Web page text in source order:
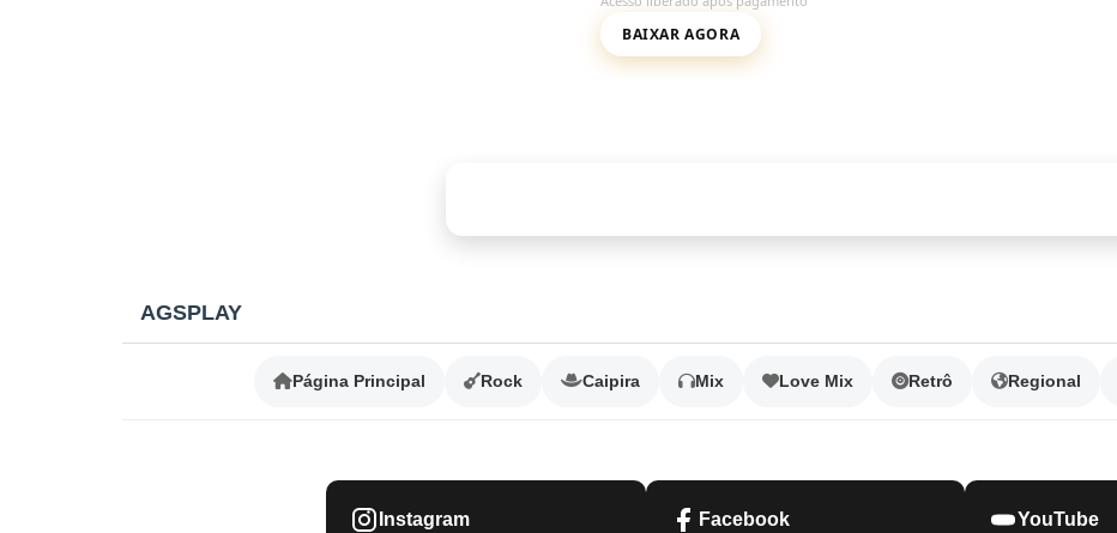
BAIXAR AGORA
AGSPLAY
Página Principal Rock Caipira Mix Love Mix Retrô Regional
Instagram Facebook YouTube